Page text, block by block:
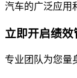
汽车的广泛应用
立即开启绩效
专业团队为您量